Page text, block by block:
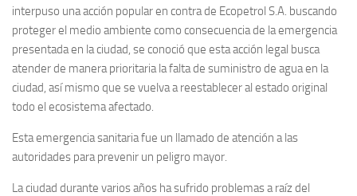
interpuso una acción popular en contra de Ecopetrol S.A. buscando
proteger el medio ambiente como consecuencia de la emergencia
presentada en la ciudad, se conoció que esta acción legal busca
atender de manera prioritaria la falta de suministro de agua en la
ciudad, así mismo que se vuelva a reestablecer al estado original
todo el ecosistema afectado.
Esta emergencia sanitaria fue un llamado de atención a las
autoridades para prevenir un peligro mayor.
La ciudad durante varios años ha sufrido problemas a raíz del